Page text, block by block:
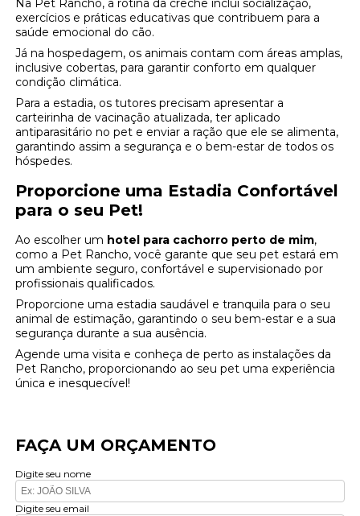
Na Pet Rancho, a rotina da creche inclui socialização,
exercícios e práticas educativas que contribuem para a
saúde emocional do cão.
Já na hospedagem, os animais contam com áreas amplas,
inclusive cobertas, para garantir conforto em qualquer
condição climática.
Para a estadia, os tutores precisam apresentar a
carteirinha de vacinação atualizada, ter aplicado
antiparasitário no pet e enviar a ração que ele se alimenta,
garantindo assim a segurança e o bem-estar de todos os
hóspedes.
Proporcione uma Estadia Confortável
para o seu Pet!
Ao escolher um hotel para cachorro perto de mim,
como a Pet Rancho, você garante que seu pet estará em
um ambiente seguro, confortável e supervisionado por
profissionais qualificados.
Proporcione uma estadia saudável e tranquila para o seu
animal de estimação, garantindo o seu bem-estar e a sua
segurança durante a sua ausência.
Agende uma visita e conheça de perto as instalações da
Pet Rancho, proporcionando ao seu pet uma experiência
única e inesquecível!
FAÇA UM ORÇAMENTO
Digite seu nome
Digite seu email